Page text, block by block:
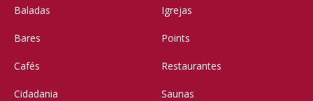
Baladas
Bares
Cafés
Cidadania
Igrejas
Points
Restaurantes
Saunas